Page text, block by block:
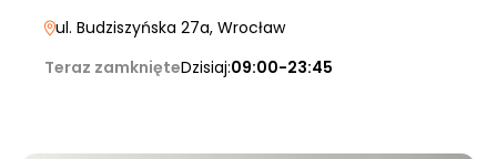
ul. Budziszyńska 27a, Wrocław
Teraz zamknięteDzisiaj:09:00-23:45